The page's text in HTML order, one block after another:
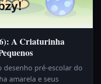
A Criaturinha
desenho pré-escolar do
amarela e seus